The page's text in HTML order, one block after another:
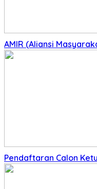
AMIR (Aliansi
Pendaftaran Calon